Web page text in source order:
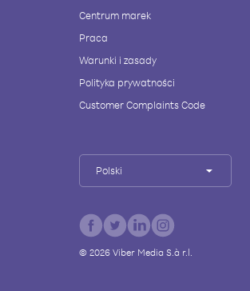
Centrum marek
Praca
Warunki i zasady
Polityka prywatności
Customer Complaints Code
Polski
© 2026Viber Media S.à r.l.